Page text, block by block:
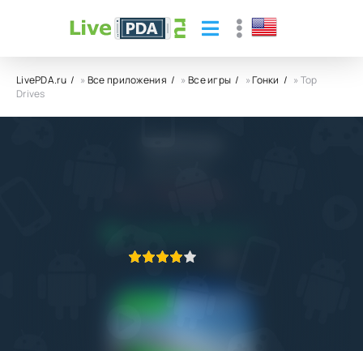
LivePDA.ru »Все приложения »Все игры »Гонки
» Top
Drives